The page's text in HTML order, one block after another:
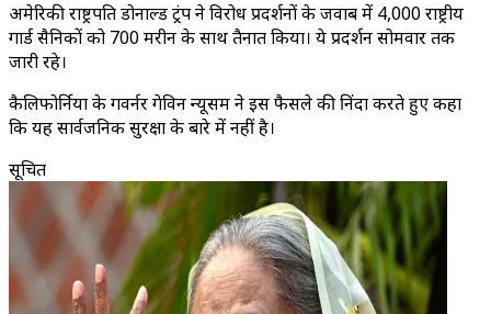
अमेरिकी राष्ट्रपति डोनाल्ड ट्रंप ने विरोध प्रदर्शनों के जवाब में 4,000 राष्ट्रीय
गार्ड सैनिकों को 700 मरीन के साथ तैनात किया। ये प्रदर्शन सोमवार तक
जारी रहे।
कैलिफोर्निया के गवर्नर गेविन न्यूसम ने इस फैसले की निंदा करते हुए कहा
कि यह सार्वजनिक सुरक्षा के बारे में नहीं है।
सूचित